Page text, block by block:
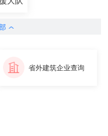
省外建筑企业查询